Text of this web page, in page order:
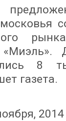
газета.
2014